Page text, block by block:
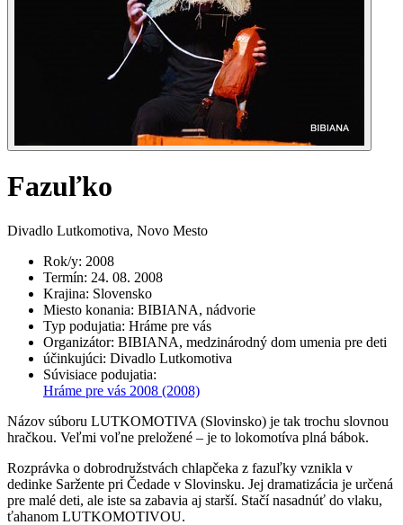
Fazuľko
Divadlo Lutkomotiva, Novo Mesto
Rok/y: 2008
Termín: 24. 08. 2008
Krajina: Slovensko
Miesto konania: BIBIANA, nádvorie
Typ podujatia: Hráme pre vás
Organizátor: BIBIANA, medzinárodný dom umenia pre deti
účinkujúci: Divadlo Lutkomotiva
Súvisiace podujatia:
Hráme pre vás 2008 (2008)
Názov súboru LUTKOMOTIVA (Slovinsko) je tak trochu slovnou
hračkou. Veľmi voľne preložené – je to lokomotíva plná bábok.
Rozprávka o dobrodružstvách chlapčeka z fazuľky vznikla v
dedinke Saržente pri Čedade v Slovinsku. Jej dramatizácia je určená
pre malé deti, ale iste sa zabavia aj starší. Stačí nasadnúť do vlaku,
ťahanom LUTKOMOTIVOU.